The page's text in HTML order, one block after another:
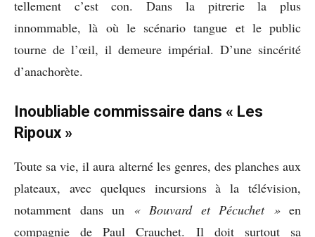
tellement c’est con. Dans la pitrerie la plus
innommable, là où le scénario tangue et le public
tourne de l’œil, il demeure impérial. D’une sincérité
d’anachorète.
Inoubliable commissaire dans « Les
Ripoux »
Toute sa vie, il aura alterné les genres, des planches aux
plateaux, avec quelques incursions à la télévision,
notamment dans un « Bouvard et Pécuchet »en
compagnie de Paul Crauchet. Il doit surtout sa